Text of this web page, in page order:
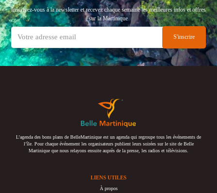
Inscrivez-vous à la newsletter et recevez chaque semaine les meilleures infos et offres
sur la Martinique
L’agenda des bons plans de BelleMartinique est un agenda qui regroupe tous les événements de
l’île. Pour chaque événement les organisateurs publient leurs soirées sur le site de Belle
Martinique que nous relayons ensuite auprès de la presse, les radios et télévisions.
LIENS UTILES
À propos